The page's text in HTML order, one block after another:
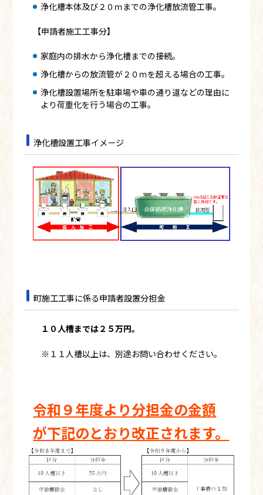
浄化槽本体及び２０ｍまでの浄化槽放流管工事。
【申請者施工工事分】
家庭内の排水から浄化槽までの接続。
浄化槽からの放流管が２０ｍを超える場合の工事。
浄化槽設置場所を駐車場や車の通り道などの理由に
より荷重化を行う場合の工事。
浄化槽設置工事イメージ
町施工工事に係る申請者設置分担金
１０人槽までは２５万円。
※１１人槽以上は、別途お問い合わせください。
令和９年度より分担金の金額
が下記のとおり改正されます。